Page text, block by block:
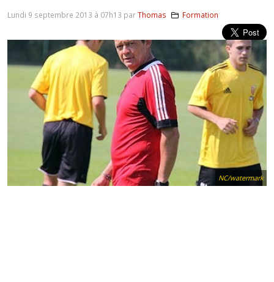
NC/watermark
Lundi 9 septembre 2013 à 07h13 parThomas Formation